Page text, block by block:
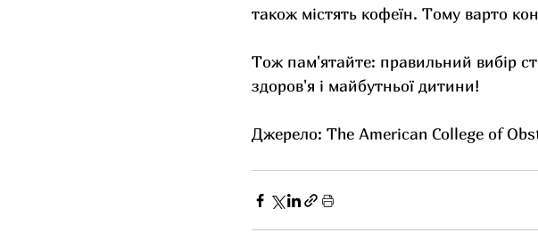
також містять кофеїн. Тому варто
Тож пам'ятайте: правильний вибір
здоров'я і майбутньої дитини!
Джерело: The American College of